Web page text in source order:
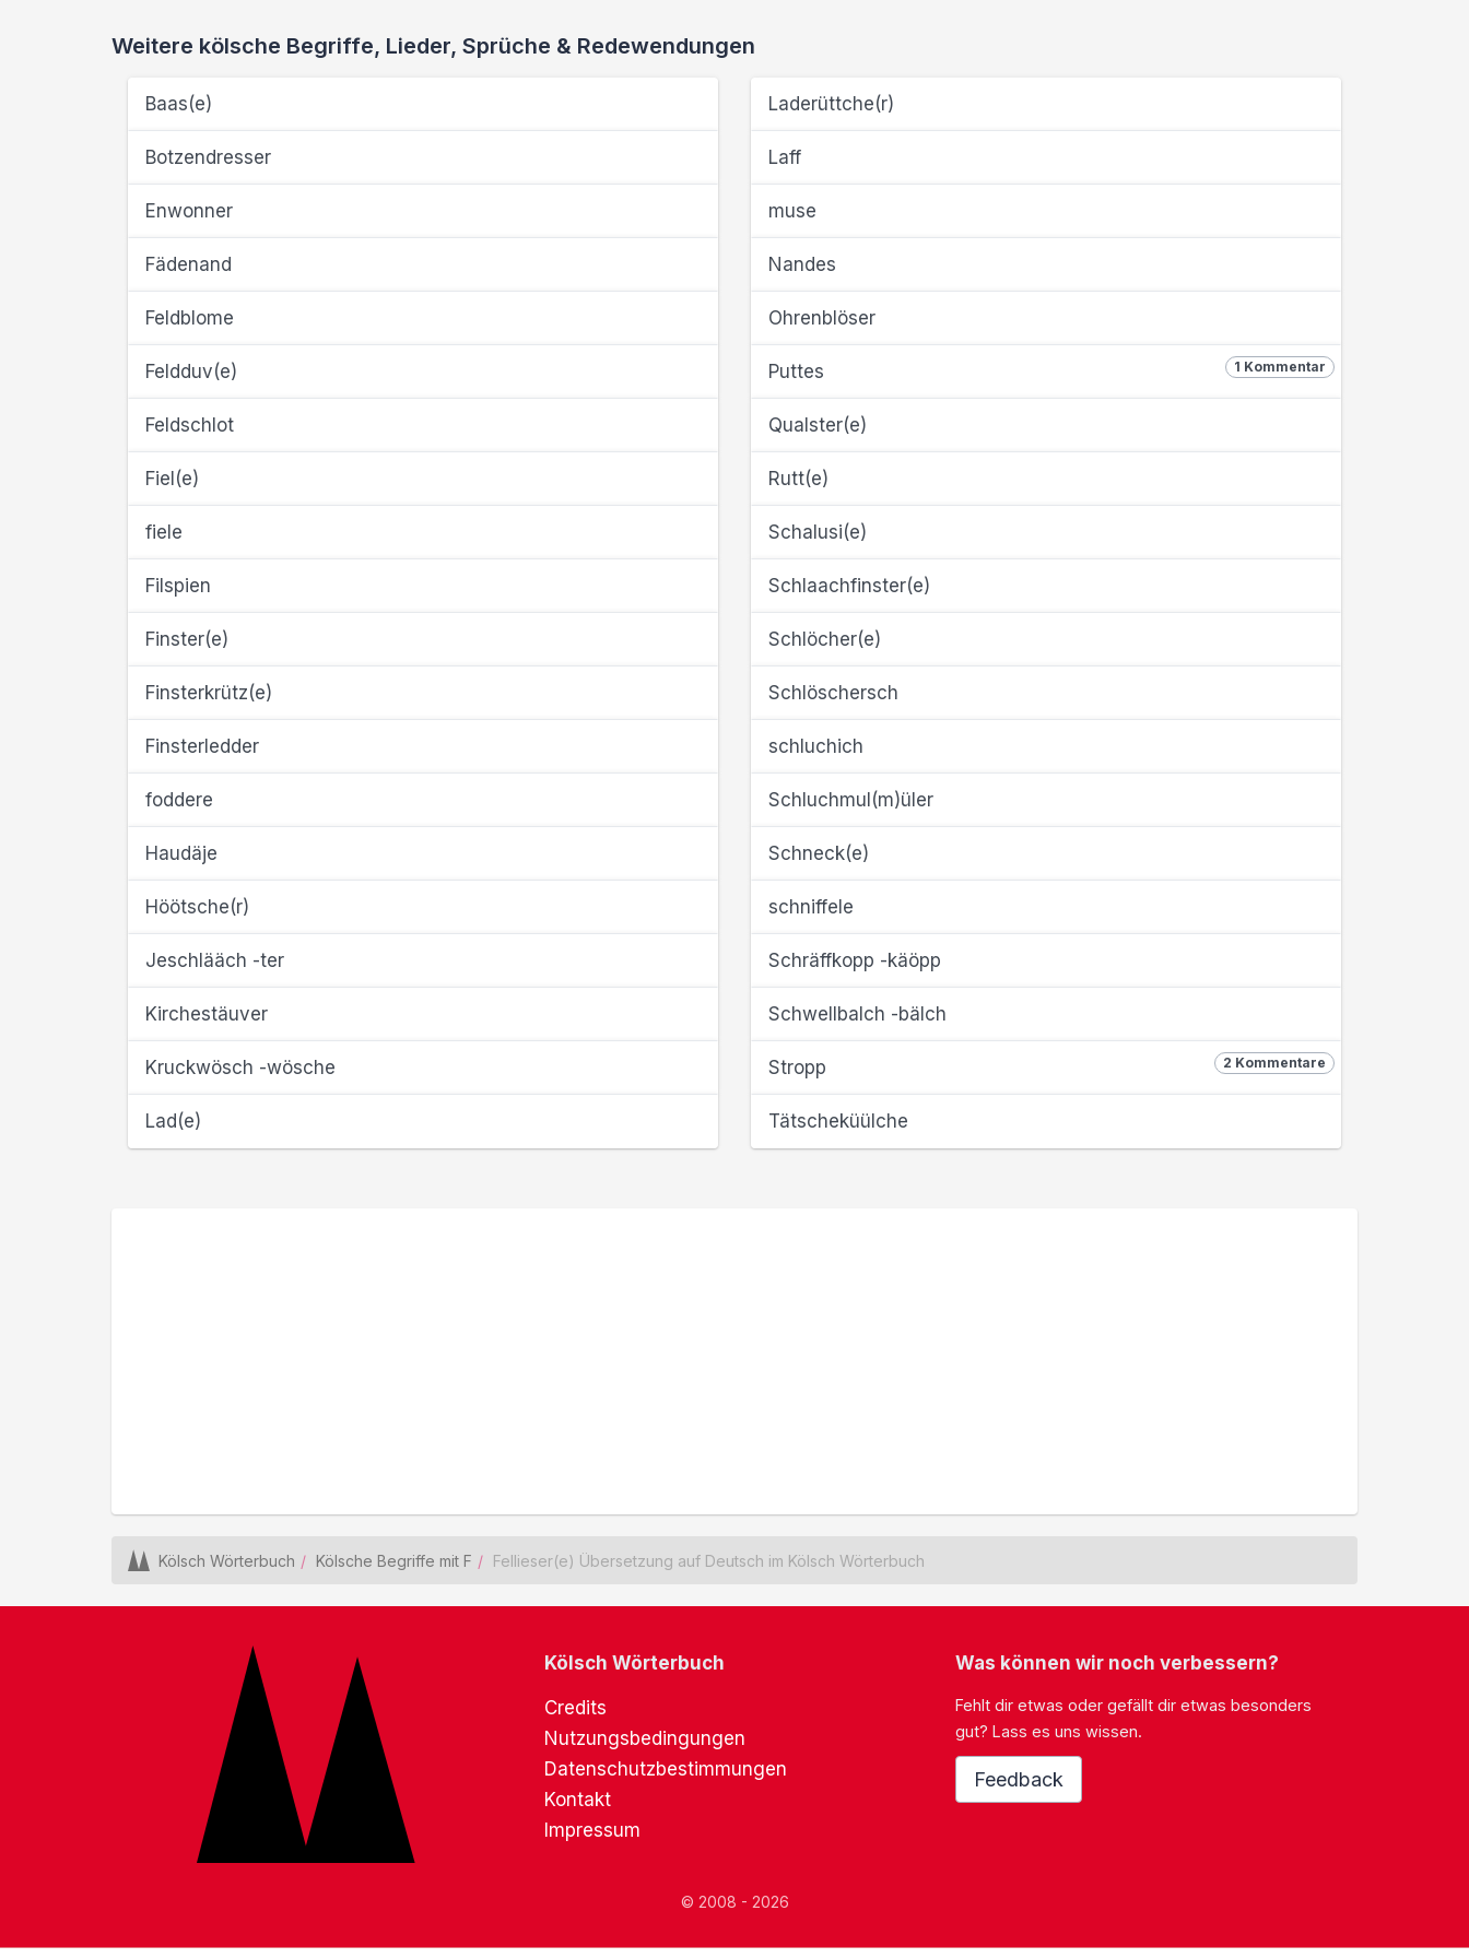
Weitere kölsche Begriffe, Lieder, Sprüche & Redewendungen
Baas(e)
Botzendresser
Enwonner
Fädenand
Feldblome
Feldduv(e)
Feldschlot
Fiel(e)
fiele
Filspien
Finster(e)
Finsterkrütz(e)
Finsterledder
foddere
Haudäje
Höötsche(r)
Jeschlääch -ter
Kirchestäuver
Kruckwösch -wösche
Lad(e)
Laderüttche(r)
Laff
muse
Nandes
Ohrenblöser
1 Kommentar
Puttes
Qualster(e)
Rutt(e)
Schalusi(e)
Schlaachfinster(e)
Schlöcher(e)
Schlöschersch
schluchich
Schluchmul(m)üler
Schneck(e)
schniffele
Schräffkopp -käöpp
Schwellbalch -bälch
2 Kommentare
Stropp
Tätscheküülche
Kölsch Wörterbuch Kölsche Begriffe mit F Fellieser(e) Übersetzung auf Deutsch im Kölsch Wörterbuch
Kölsch Wörterbuch
Credits
Nutzungsbedingungen
Datenschutzbestimmungen
Kontakt
Impressum
Was können wir noch verbessern?
Fehlt dir etwas oder gefällt dir etwas besonders
gut? Lass es uns wissen.
Feedback
© 2008 - 2026